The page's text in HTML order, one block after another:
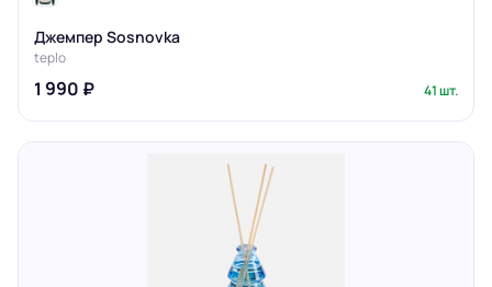
Джемпер Sosnovka
teplo
1 990 ₽ 41 шт.